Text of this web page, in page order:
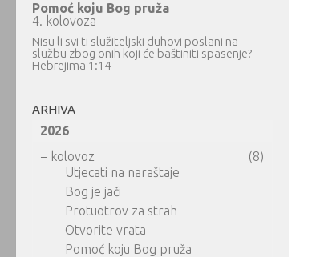
Pomoć koju Bog pruža
4. kolovoza
Nisu li svi ti služiteljski duhovi poslani na
službu zbog onih koji će baštiniti spasenje?
Hebrejima 1:14
ARHIVA
2026
– kolovoz
(8)
Utjecati na naraštaje
Bog je jači
Protuotrov za strah
Otvorite vrata
Pomoć koju Bog pruža